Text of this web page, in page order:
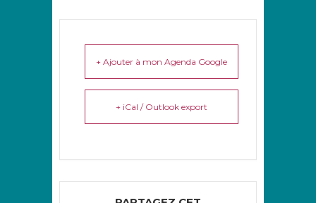
+ Ajouter à mon Agenda Google
+ iCal / Outlook export